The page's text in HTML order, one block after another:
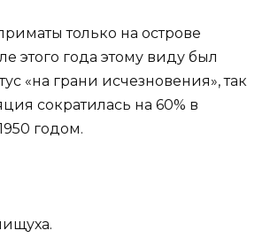
только на острове
этого года этому виду был
«на грани исчезновения», так
сократилась на 60% в
годом.